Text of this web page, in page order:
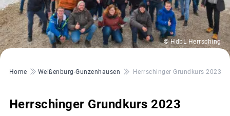
© HdbL Herrsching
Pfadnavigation
Home Weißenburg-Gunzenhausen Herrschinger Grundkurs 2023
Herrschinger Grundkurs 2023